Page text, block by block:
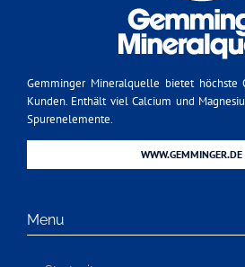
Gemminger Mineralquelle bietet höchste
Kunden. Enthält viel Calcium und
Spurenelemente.
WWW.GEMMINGER.DE
Menu